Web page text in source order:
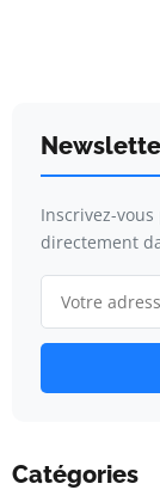
Inscrivez-
directement
Catégories